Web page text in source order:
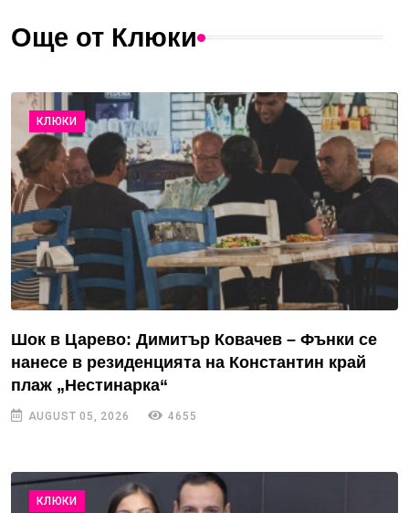
Още от Клюки
КЛЮКИ
Шок в Царево: Димитър Ковачев – Фънки се
нанесе в резиденцията на Константин край
плаж „Нестинарка“
AUGUST 05, 2026 4655
КЛЮКИ